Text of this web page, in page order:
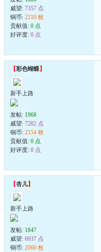
威望: 7357 点
铜币: 2210 枚
贡献值: 0 点
好评度: 0 点
【彩色蝴蝶】
新手上路
发帖: 1968
威望: 7282 点
铜币: 2154 枚
贡献值: 0 点
好评度: 0 点
【杏儿】
新手上路
发帖: 1847
威望: 6937 点
铜币: 2060 枚